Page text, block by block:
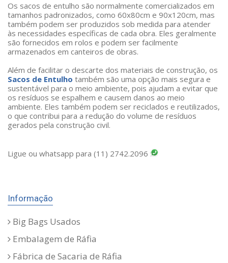
Os sacos de entulho são normalmente comercializados em
tamanhos padronizados, como 60x80cm e 90x120cm, mas
também podem ser produzidos sob medida para atender
às necessidades específicas de cada obra. Eles geralmente
são fornecidos em rolos e podem ser facilmente
armazenados em canteiros de obras.
Além de facilitar o descarte dos materiais de construção, os
Sacos de Entulho também são uma opção mais segura e
sustentável para o meio ambiente, pois ajudam a evitar que
os resíduos se espalhem e causem danos ao meio
ambiente. Eles também podem ser reciclados e reutilizados,
o que contribui para a redução do volume de resíduos
gerados pela construção civil.
Ligue ou whatsapp para (11) 2742.2096
Informação
Big Bags Usados
Embalagem de Ráfia
Fábrica de Sacaria de Ráfia